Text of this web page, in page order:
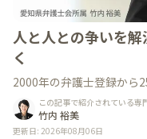
人と人との争いを
く
2000年の弁護士登録から
に取り組む弁護士法人鬼
その豊富な経験と、依頼
くの信頼を集めています
この記事で紹介されている専
竹内 裕美
更新日: 2026年08月06日